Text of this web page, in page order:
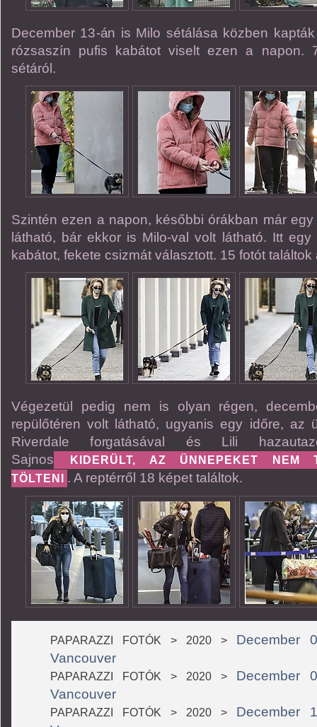
December 13-án is Milo sétálása közben
rózsaszín pufis kabátot viselt ezen a napon.
sétáról.
Szintén ezen a napon, későbbi órákban már
látható, bár ekkor is Milo-val volt látható. Itt
kabátot, fekete csizmát választott. 15 fotót találtok
Végezetül pedig nem is olyan régen,
repülőtéren volt látható, ugyanis egy időre, az
Riverdale forgatásával és Lili
Sajnos
KIDERÜLT, AZ ÜNNEPEKET NEM
TÖLTENI
. A reptérről 18 képet találtok.
PAPARAZZI FOTÓK > 2020 > December
Vancouver
PAPARAZZI FOTÓK > 2020 > December
Vancouver
PAPARAZZI FOTÓK > 2020 > December